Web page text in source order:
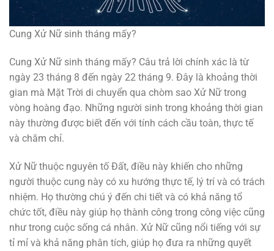
Cung Xử Nữ sinh tháng mấy?
Cung Xử Nữ sinh tháng mấy? Câu trả lời chính xác là từ
ngày 23 tháng 8 đến ngày 22 tháng 9. Đây là khoảng thời
gian mà Mặt Trời di chuyển qua chòm sao Xử Nữ trong
vòng hoàng đạo. Những người sinh trong khoảng thời gian
này thường được biết đến với tính cách cầu toàn, thực tế
và chăm chỉ.
Xử Nữ thuộc nguyên tố Đất, điều này khiến cho những
người thuộc cung này có xu hướng thực tế, lý trí và có trách
nhiệm. Họ thường chú ý đến chi tiết và có khả năng tổ
chức tốt, điều này giúp họ thành công trong công việc cũng
như trong cuộc sống cá nhân. Xử Nữ cũng nổi tiếng với sự
tỉ mỉ và khả năng phân tích, giúp họ đưa ra những quyết